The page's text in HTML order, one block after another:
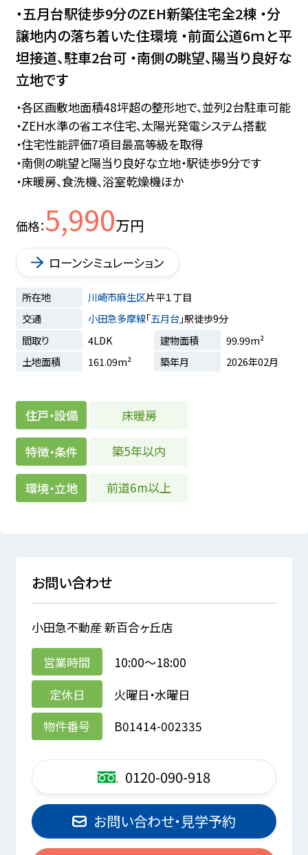
・五月台駅徒歩9分のZEH新築住宅全2棟 ・分
譲地内の落ち着いた住環境 ・前面公道6ｍと平
坦接道、駐車2台可 ・南側の眺望、陽当り良好な
立地です
・各区画敷地面積48坪超の整形地で、並列2台駐車可能
・ZEH水準の省エネ住宅、太陽光発電システム搭載
・住宅性能評価7項目最高等級を取得
・南側の眺望と陽当り良好な立地・駅徒歩9分です
・床暖房、食洗機、浴室乾燥機ほか
価格 5,990万円
ローンシミュレーション
所在地 川崎市麻生区片平１丁目
交通
小田急多摩線「五月台」駅徒歩9分
間取り
4LDK 建物面積
99.99m²
土地面積
161.09m² 築年月 2026年02月
住戸・設備 床暖房
特徴・条件 築5年以内
環境・立地 前道6m以上
お問い合わせ
小田急不動産 新百合ヶ丘店
営業時間
10:00～18:00
定休日
火曜日・水曜日
物件番号
B01414-002335
0120-090-918
お問い合わせ・見学予約